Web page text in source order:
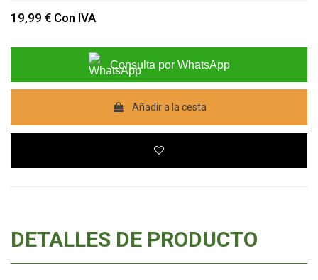
19,99 € Con IVA
Consulta por WhatsApp
Añadir a la cesta
DETALLES DE PRODUCTO